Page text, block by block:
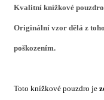
Kvalitní knížkové
Originální vzor dělá z
poškozením.
Toto knížkové pouzdro je